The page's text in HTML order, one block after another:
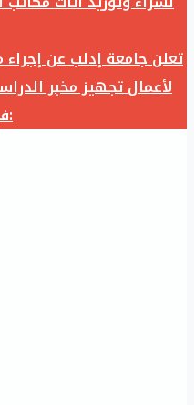
تعلن جامعة إدلب عن
لأعمال تجهيز مخبر
في جامعة ادلب وفق الآتي: